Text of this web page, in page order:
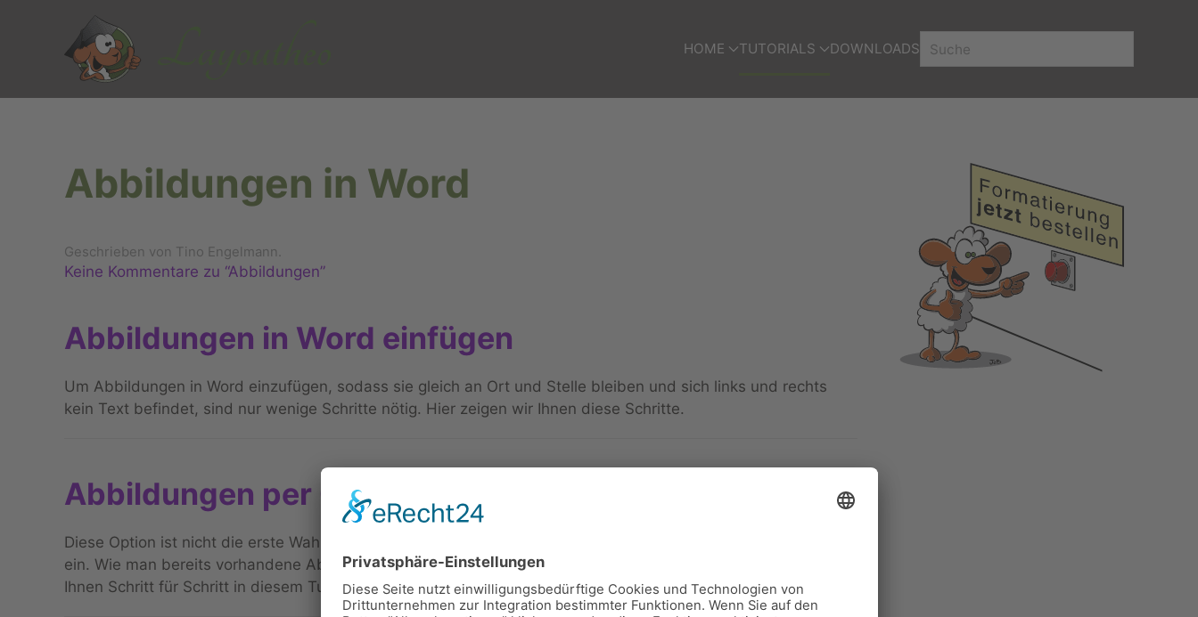
Zum Hauptinhalt springen HOME TUTORIALS DOWNLOADS
Abbildungen in Word
Geschrieben von Tino Engelmann.
Keine Kommentare zu “Abbildungen”
Abbildungen in Word einfügen
Um Abbildungen in Word einzufügen, sodass sie gleich an Ort und Stelle bleiben und sich links und rechts
kein Text befindet, sind nur wenige Schritte nötig. Hier zeigen wir Ihnen diese Schritte.
Abbildungen per Copy-Paste einfügen
Diese Option ist nicht die erste Wahl, aber viele Menschen fügen ihre Grafiken und Bilder per Copy & Paste
ein. Wie man bereits vorhandene Abbildungen so zähmt, dass sie dann nicht mehr verrutschen, zeigen wir
Ihnen Schritt für Schritt in diesem Tutorial.